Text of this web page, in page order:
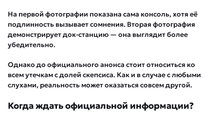
На первой фотографии показана сама консоль, хотя её
подлинность вызывает сомнения. Вторая фотография
демонстрирует док-станцию — она выглядит более
убедительно.
Однако до официального анонса стоит относиться ко
всем утечкам с долей скепсиса. Как и в случае с любыми
слухами, реальность может оказаться совсем другой.
Когда ждать официальной информации?